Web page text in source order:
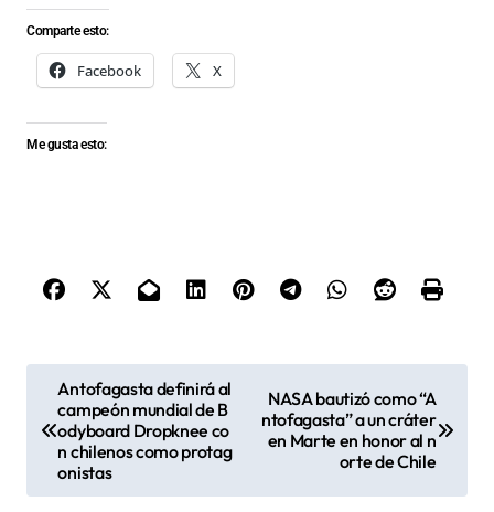
Comparte esto:
Facebook X
Me gusta esto:
e
Antofagasta definirá al
campeón mundial de B
odyboard Dropknee co
n chilenos como protag
onistas
NASA bautizó como “A
ntofagasta” a un cráter
en Marte en honor al n
orte de Chile